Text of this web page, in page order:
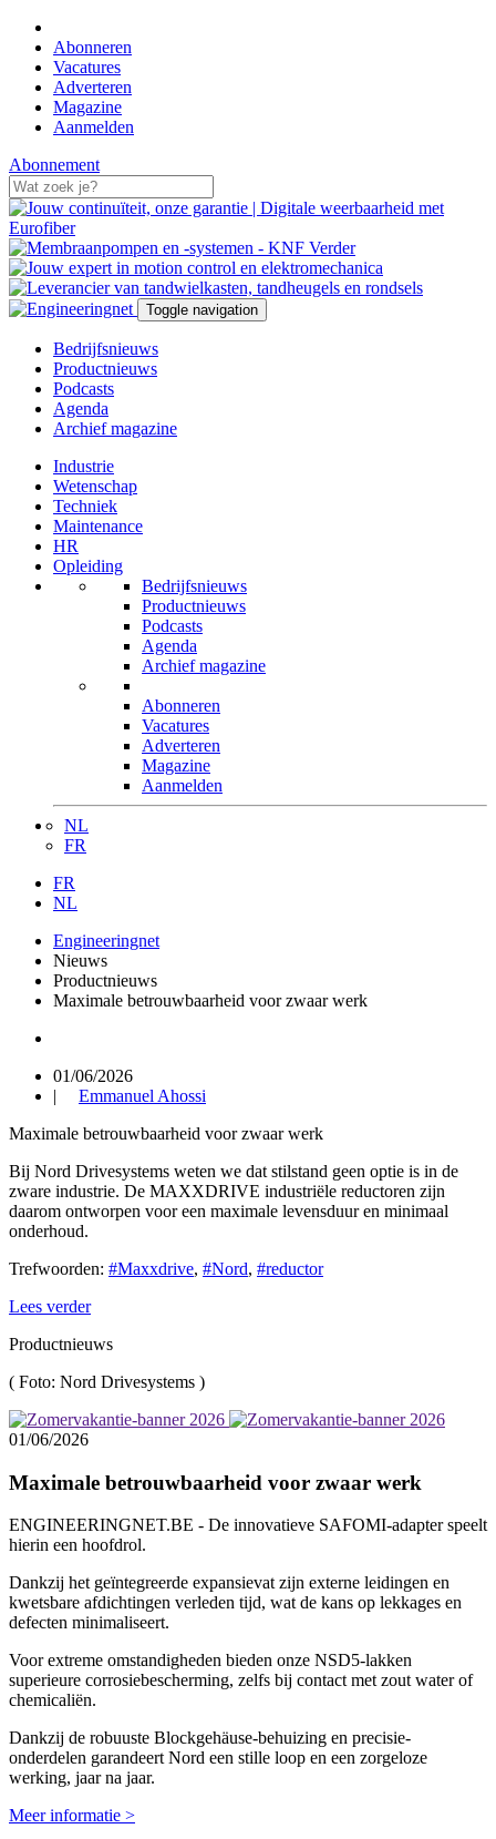
Abonneren
Vacatures
Adverteren
Magazine
Aanmelden
Abonnement
Toggle navigation
Bedrijfsnieuws
Productnieuws
Podcasts
Agenda
Archief magazine
Industrie
Wetenschap
Techniek
Maintenance
HR
Opleiding
Bedrijfsnieuws
Productnieuws
Podcasts
Agenda
Archief magazine
Abonneren
Vacatures
Adverteren
Magazine
Aanmelden
NL
FR
FR
NL
Engineeringnet
Nieuws
Productnieuws
Maximale betrouwbaarheid voor zwaar werk
01/06/2026
| Emmanuel Ahossi
Maximale betrouwbaarheid voor zwaar werk
Bij Nord Drivesystems weten we dat stilstand geen optie is in de
zware industrie. De MAXXDRIVE industriële reductoren zijn
daarom ontworpen voor een maximale levensduur en minimaal
onderhoud.
Trefwoorden: #Maxxdrive, #Nord, #reductor
Lees verder
Productnieuws
( Foto: Nord Drivesystems )
01/06/2026
Maximale betrouwbaarheid voor zwaar werk
ENGINEERINGNET.BE - De innovatieve SAFOMI-adapter speelt
hierin een hoofdrol.
Dankzij het geïntegreerde expansievat zijn externe leidingen en
kwetsbare afdichtingen verleden tijd, wat de kans op lekkages en
defecten minimaliseert.
Voor extreme omstandigheden bieden onze NSD5-lakken
superieure corrosiebescherming, zelfs bij contact met zout water of
chemicaliën.
Dankzij de robuuste Blockgehäuse-behuizing en precisie-
onderdelen garandeert Nord een stille loop en een zorgeloze
werking, jaar na jaar.
Meer informatie >